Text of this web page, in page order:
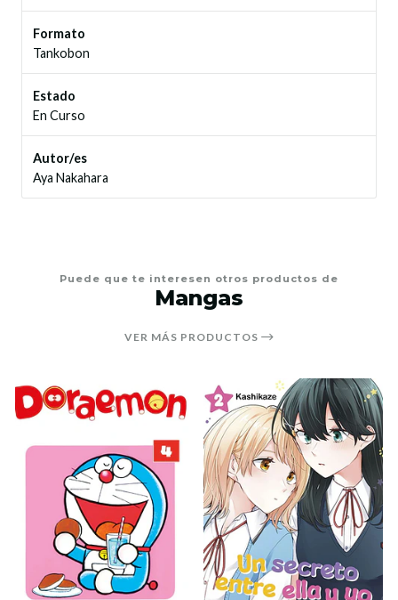
Formato
Tankobon
Estado
En Curso
Autor/es
Aya Nakahara
Puede que te interesen otros productos de
Mangas
VER MÁS PRODUCTOS